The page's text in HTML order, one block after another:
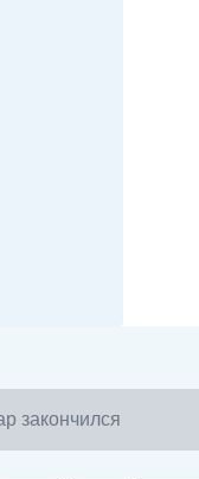
закончился